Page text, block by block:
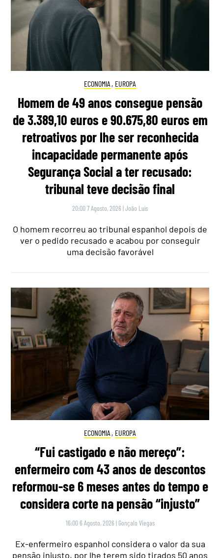
ECONOMIA , EUROPA
Homem de 49 anos consegue pensão
de 3.389,10 euros e 90.675,80 euros em
retroativos por lhe ser reconhecida
incapacidade permanente após
Segurança Social a ter recusado:
tribunal teve decisão final
20:00 7 Agosto, 2026 |João Luís
O homem recorreu ao tribunal espanhol depois de
ver o pedido recusado e acabou por conseguir
uma decisão favorável
ECONOMIA , EUROPA
“Fui castigado e não mereço”:
enfermeiro com 43 anos de descontos
reformou-se 6 meses antes do tempo e
considera corte na pensão “injusto”
16:00 6 Agosto, 2026 | Gonçalo Viegas
Ex-enfermeiro espanhol considera o valor da sua
pensão injusto, por lhe terem sido tirados 50 anos